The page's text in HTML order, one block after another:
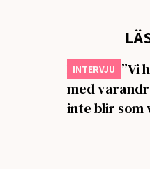
INTERVJU
Primula:
med
inte blir som